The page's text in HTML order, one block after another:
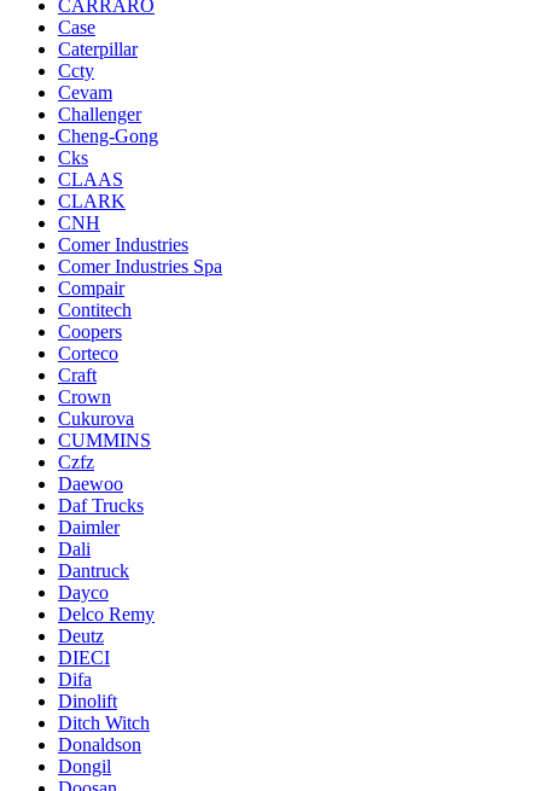
CARRARO
Case
Caterpillar
Ccty
Cevam
Challenger
Cheng-Gong
Cks
CLAAS
CLARK
CNH
Comer Industries
Comer Industries Spa
Compair
Contitech
Coopers
Corteco
Craft
Crown
Cukurova
CUMMINS
Czfz
Daewoo
Daf Trucks
Daimler
Dali
Dantruck
Dayco
Delco Remy
Deutz
DIECI
Difa
Dinolift
Ditch Witch
Donaldson
Dongil